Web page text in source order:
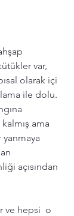
var,
olarak içi
ile dolu.
kalmış ama
yanmaya
açısından
ve hepsi  o